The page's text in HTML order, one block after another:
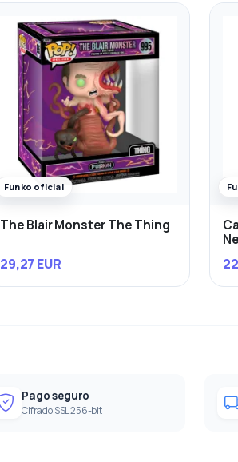
Funko oficial
The Blair Monster The Thing
29,27 EUR
Pago seguro
Cifrado SSL 256-bit